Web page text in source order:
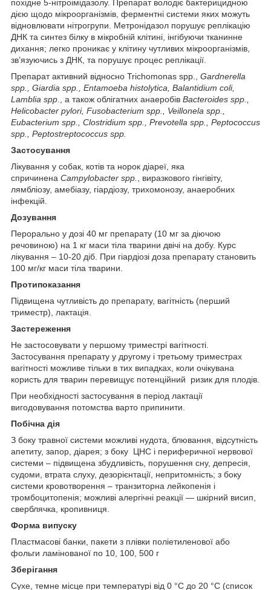
похідне 5-нітроімідазолу. Препарат володіє бактерицидною
дією щодо мікроорганізмів, ферментні системи яких можуть
відновлювати нітрогрупи. Метронідазол порушує реплікацію
ДНК та синтез білку в мікробній клітині, інгібуючи тканинне
дихання; легко проникає у клітину чутливих мікроорганізмів,
зв’язуючись з ДНК, та порушує процес реплікації.
Препарат активний відносно Trichomonas spp., Gardnerella
spp., Giardia spp., Entamoeba histolytica, Balantidium coli,
Lamblia spp., а також облігатних анаеробів Bacteroides spp.,
Helicobacter pylori, Fusobacterium spp., Veillonela spp.,
Еubacterium spp., Clostridium spp., Prevotella spp., Peptococcus
spp., Peptostreptococcus spp.
Застосування
Лікування у собак, котів та норок діареї, яка
спричинена Campylobacter spp., виразкового гінгівіту,
лямбліозу, амебіазу, гіардіозу, трихомонозу, анаеробних
інфекцій.
Дозування
Перорально у дозі 40 мг препарату (10 мг за діючою
речовиною) на 1 кг маси тіла тварини двічі на добу. Курс
лікування – 10-20 діб. При гіардіозі доза препарату становить
100 мг/кг маси тіла тварини.
Протипоказання
Підвищена чутливість до препарату, вагітність (перший
триместр), лактація.
Застереження
Не застосовувати у першому триместрі вагітності.
Застосування препарату у другому і третьому триместрах
вагітності можливе тільки в тих випадках, коли очікувана
користь для тварин перевищує потенційний ризик для плодів.
При необхідності застосування в період лактації
вигодовування потомства варто припинити.
Побічна дія
З боку травної системи можливі нудота, блювання, відсутність
апетиту, запор, діарея; з боку ЦНС і периферичної нервової
системи – підвищена збудливість, порушення сну, депресія,
судоми, втрата слуху, дезорієнтації, непритомність; з боку
системи кровотворення – транзиторна лейкопенія і
тромбоцитопенія; можливі алергічні реакції — шкірний висип,
сверблячка, кропивниця.
Форма випуску
Пластмасові банки, пакети з плівки поліетиленової або
фольги ламінованої по 10, 100, 500 г
Зберігання
Сухе, темне місце при температурі від 0 °С до 20 °С (список